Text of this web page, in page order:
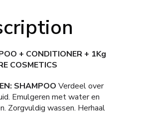
+ CONDITIONER + 1Kg
COSMETICS
SHAMPOO Verdeel over
Emulgeren met water en
Zorgvuldig wassen. Herhaal